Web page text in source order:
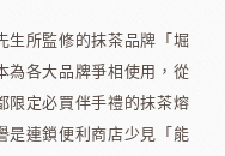
生所監修的抹茶品牌「堀
為各大品牌爭相使用，從
限定必買伴手禮的抹茶熔
是連鎖便利商店少見「能